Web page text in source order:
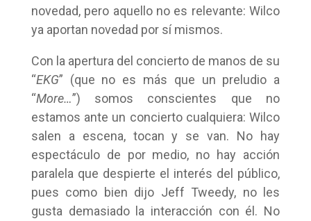
novedad, pero aquello no es relevante: Wilco
ya aportan novedad por sí mismos.
Con la apertura del concierto de manos de su
“EKG” (que no es más que un preludio a
“More…”) somos conscientes que no
estamos ante un concierto cualquiera: Wilco
salen a escena, tocan y se van. No hay
espectáculo de por medio, no hay acción
paralela que despierte el interés del público,
pues como bien dijo Jeff Tweedy, no les
gusta demasiado la interacción con él. No